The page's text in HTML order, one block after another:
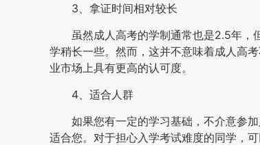
3、拿证时间相对较长
虽然成人高考的学制通常也是2.5年，
学稍长一些。然而，这并不意味着成人高
业市场上具有更高的认可度。
4、适合人群
如果您有一定的学习基础，不介意参
适合您。对于担心入学考试难度的同学，